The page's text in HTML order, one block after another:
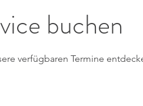
buchen
verfügbaren Termine